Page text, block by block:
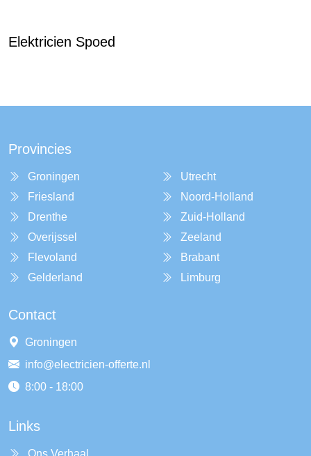
Elektricien Spoed
Provincies
Groningen
Friesland
Drenthe
Overijssel
Flevoland
Gelderland
Utrecht
Noord-Holland
Zuid-Holland
Zeeland
Brabant
Limburg
Contact
Groningen
info@electricien-offerte.nl
8:00 - 18:00
Links
Ons Verhaal